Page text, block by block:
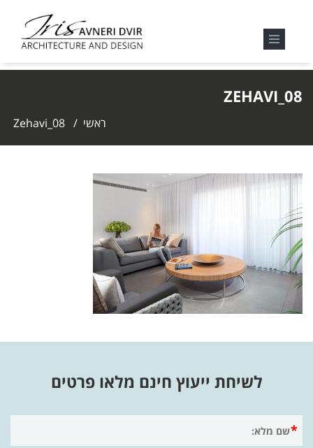
ZEHAVI_08
ראשי /
Zehavi_08
לשיחת ייעוץ חינם מלאו פרטים